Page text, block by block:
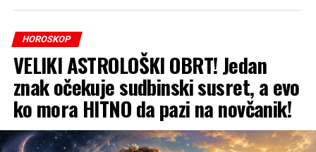
HOROSKOP
VELIKI ASTROLOŠKI OBRT! Jedan
znak očekuje sudbinski susret, a evo
ko mora HITNO da pazi na novčanik!